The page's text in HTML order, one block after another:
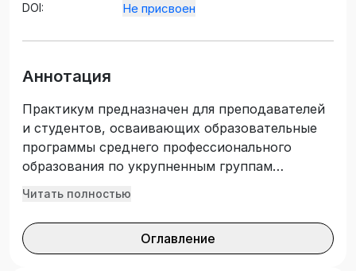
DOI:
Не присвоен
Аннотация
Практикум предназначен для преподавателей
и студентов, осваивающих образовательные
программы среднего профессионального
образования по укрупненным группам
«Информационная безопасность»,
«Электроника, радиотехника и системы связи»
в целях повышения уровня знаний и умений в
Читать полностью
Оглавление